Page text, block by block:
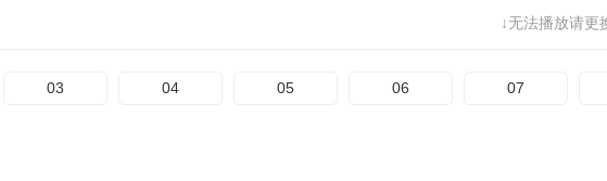
↓无法播放请更
03 04 05 06 07